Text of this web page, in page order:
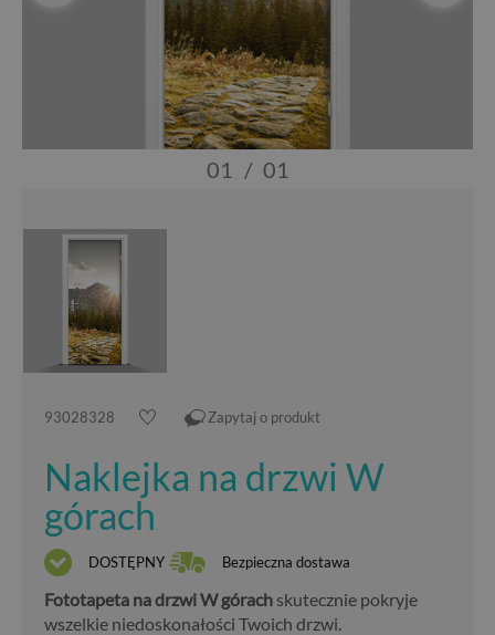
01 / 01
93028328 Zapytaj o produkt
Naklejka na drzwi W
górach
DOSTĘPNY Bezpieczna dostawa
Fototapeta na drzwi W górach skutecznie pokryje
wszelkie niedoskonałości Twoich drzwi.